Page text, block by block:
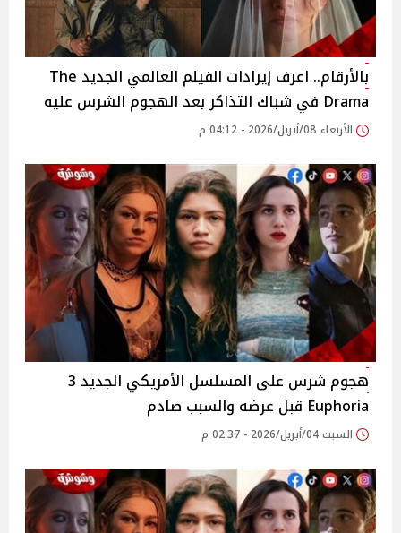
بالأرقام.. اعرف إيرادات الفيلم العالمي الجديد The
Drama في شباك التذاكر بعد الهجوم الشرس عليه
الأربعاء 08/أبريل/2026 - 04:12 م
هجوم شرس على المسلسل الأمريكي الجديد 3
Euphoria قبل عرضه والسبب صادم
السبت 04/أبريل/2026 - 02:37 م